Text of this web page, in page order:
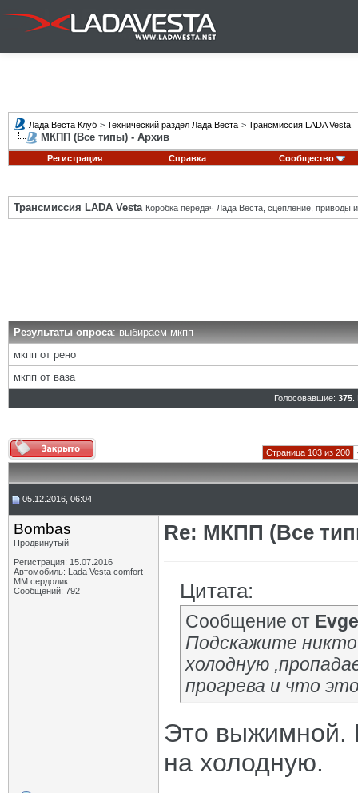
Лада Веста Клуб > Технический раздел Лада Веста > Трансмиссия LADA Vesta
МКПП (Все типы) - Архив
Регистрация Справка Сообщество
Трансмиссия LADA Vesta Коробка передач Лада Веста, сцепление, приводы и
Результаты опроса: выбираем мкпп
мкпп от рено
мкпп от ваза
Голосовавшие: 375.
Страница 103 из 200
05.12.2016, 06:04
Bombas
Продвинутый
Регистрация: 15.07.2016
Автомобиль: Lada Vesta comfort
MM сердолик
Сообщений: 792
Re: МКПП (Все
Цитата:
Сообщение от
Подскажите
холодную
прогрева и что
Это выжимной.
на холодную.